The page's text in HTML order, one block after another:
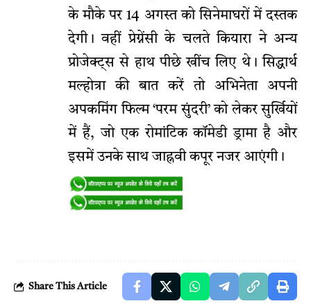
के मौके पर 14 अगस्त को सिनेमाघरों में दस्तक
देगी। वहीं प्रेग्नेंसी के चलते कियारा ने अन्य
प्रोजेक्ट्स से हाथ पीछे खींच लिए थे। सिद्धार्थ
मल्होत्रा की बात करें तो अभिनेता अपनी
अपकमिंग फिल्म ‘परम सुंदरी’ को लेकर सुर्खियों
में हैं, जो एक रोमांटिक कॉमेडी ड्रामा है और
इसमें उनके साथ जाह्नवी कपूर नजर आएंगी।
Share This Article